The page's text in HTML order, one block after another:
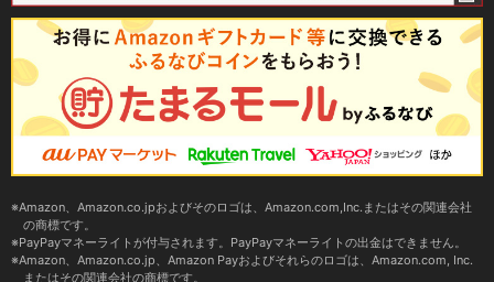
Amazon、Amazon.co.jpおよびそのロゴは、Amazon.com,Inc.またはその関連会社
の商標です。
PayPayマネーライトが付与されます。PayPayマネーライトの出金はできません。
Amazon、Amazon.co.jp、Amazon Payおよびそれらのロゴは、Amazon.com, Inc.
またはその関連会社の商標です。